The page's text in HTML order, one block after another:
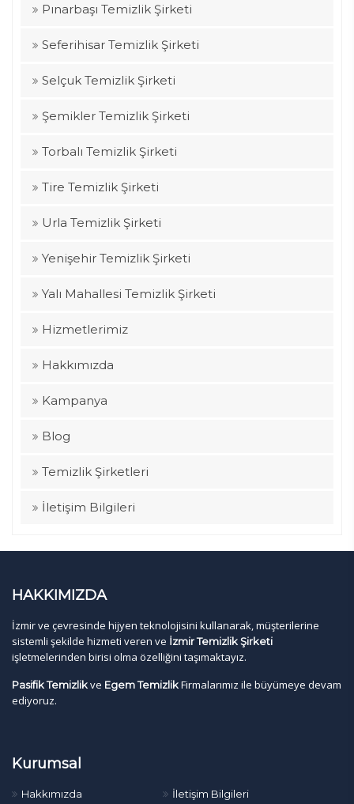
Pınarbaşı Temizlik Şirketi
Seferihisar Temizlik Şirketi
Selçuk Temizlik Şirketi
Şemikler Temizlik Şirketi
Torbalı Temizlik Şirketi
Tire Temizlik Şirketi
Urla Temizlik Şirketi
Yenişehir Temizlik Şirketi
Yalı Mahallesi Temizlik Şirketi
Hizmetlerimiz
Hakkımızda
Kampanya
Blog
Temizlik Şirketleri
İletişim Bilgileri
HAKKIMIZDA
İzmir ve çevresinde hijyen teknolojisini kullanarak, müşterilerine
sistemli şekilde hizmeti veren ve İzmir Temizlik Şirketi
işletmelerinden birisi olma özelliğini taşımaktayız.
Pasifik Temizlikve Egem TemizlikFirmalarımız ile büyümeye devam
ediyoruz.
Kurumsal
Hakkımızda İletişim Bilgileri